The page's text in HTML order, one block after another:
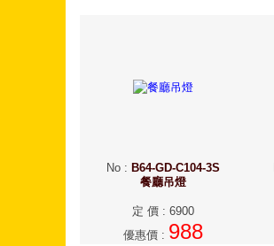
No : B64-GD-C104-3S
餐廳吊燈
定 價 : 6900
優惠價 : 988